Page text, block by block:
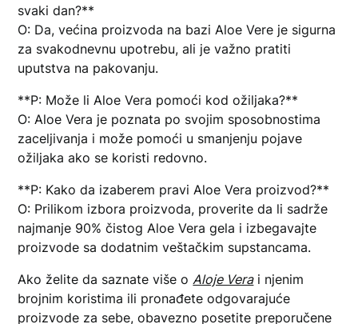
svaki dan?**
O: Da, većina proizvoda na bazi Aloe Vere je sigurna
za svakodnevnu upotrebu, ali je važno pratiti
uputstva na pakovanju.
**P: Može li Aloe Vera pomoći kod ožiljaka?**
O: Aloe Vera je poznata po svojim sposobnostima
zaceljivanja i može pomoći u smanjenju pojave
ožiljaka ako se koristi redovno.
**P: Kako da izaberem pravi Aloe Vera proizvod?**
O: Prilikom izbora proizvoda, proverite da li sadrže
najmanje 90% čistog Aloe Vera gela i izbegavajte
proizvode sa dodatnim veštačkim supstancama.
Ako želite da saznate više oAloje Verai njenim
brojnim koristima ili pronađete odgovarajuće
proizvode za sebe, obavezno posetite preporučene